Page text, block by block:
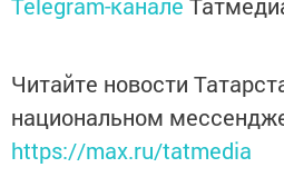
Читайте новости
национальном
https://max.ru/tatmedia